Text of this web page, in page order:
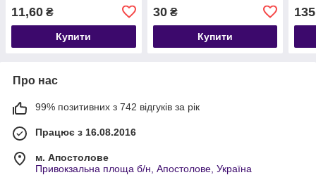
11,60 ₴
Купити
30₴
Купити
135
Про нас
99% позитивних з 742 відгуків за рік
Працює з 16.08.2016
м. Апостолове
Привокзальна площа б/н, Апостолове, Україна